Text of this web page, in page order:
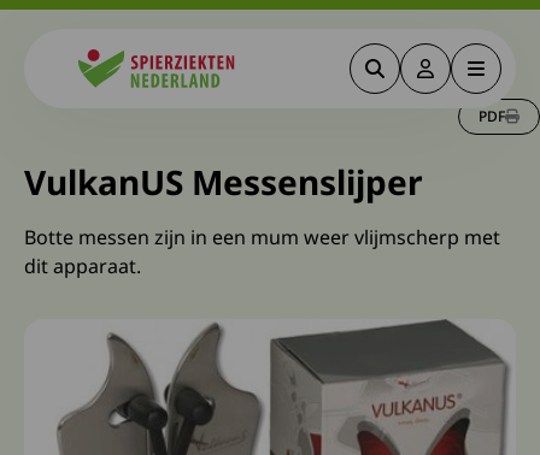
ZoekenDeze link
Menu
PDF
VulkanUS Messenslijper
Botte messen zijn in een mum weer vlijmscherp met
dit apparaat.